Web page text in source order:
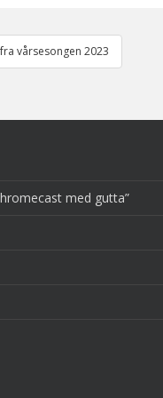
vårsesongen 2023
med gutta”